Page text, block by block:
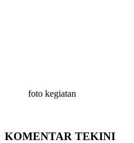
foto kegiatan
KOMENTAR TEKINI